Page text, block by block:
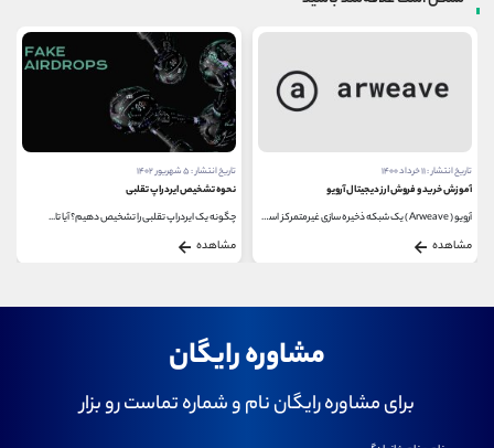
تاریخ انتشار : ۱۱ خرداد ۱۴۰۰
آموزش خرید و فروش ارز دیجیتال آرویو
آرویو ( Arweave ) یک شبکه ذخیره سازی غیرمتمرکز است...
مشاهده
تاریخ انتشار : ۵ شهریور ۱۴۰۲
نحوه تشخیص ایردراپ تقلبی
چگونه یک ایردراپ تقلبی را تشخیص دهیم؟ آیا تا...
مشاهده
مشاوره رایگان
برای مشاوره رایگان نام و شماره تماست رو بزار